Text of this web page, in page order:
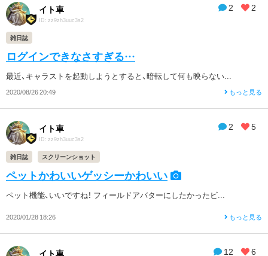
2 2
イト車
ID: zz9zh3uuc3s2
雑日誌
ログインできなさすぎる…
最近、キャラストを起動しようとすると、暗転して何も映らない...
2020/08/26 20:49 もっと見る
2 5
イト車
ID: zz9zh3uuc3s2
雑日誌 スクリーンショット
ペットかわいいゲッシーかわいい
ペット機能、いいですね！ フィールドアバターにしたかったビ...
2020/01/28 18:26 もっと見る
12 6
イト車